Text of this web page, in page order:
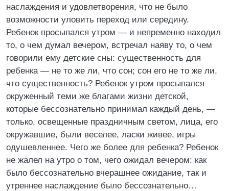
наслаждения и удовлетворения, что не было
возможности уловить переход или середину.
Ребенок просыпался утром — и непременно находил
то, о чем думал вечером, встречал наяву то, о чем
говорили ему детские сны: существенность для
ребенка — не то же ли, что сон; сон его не то же ли,
что существенность? Ребенок утром просыпался
окруженный теми же благами жизни детской,
которые бессознательно принимал каждый день, —
только, освещенные праздничным светом, лица, его
окружавшие, были веселее, ласки живее, игры
одушевленнее. Чего же более для ребенка? Ребенок
не жалел на утро о том, чего ожидал вечером: как
было бессознательно вчерашнее ожидание, так и
утреннее наслаждение было бессознательно…